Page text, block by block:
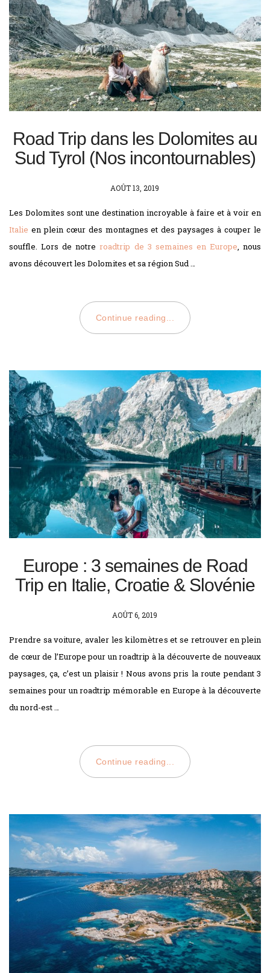
Road Trip dans les Dolomites au
Sud Tyrol (Nos incontournables)
POSTED
AOÛT 13, 2019
Les Dolomites sont une destination incroyable à faire et à voir en
Italie en plein cœur des montagnes et des paysages à couper le
souffle. Lors de notreroadtrip de 3 semaines en Europe , nous
avons découvert les Dolomites et sa région Sud …
Continue reading...
Europe : 3 semaines de Road
Trip en Italie, Croatie & Slovénie
POSTED
AOÛT 6, 2019
Prendre sa voiture, avaler les kilomètres et se retrouver en plein
de cœur de l’Europe pour un roadtrip à la découverte de nouveaux
paysages, ça, c’est un plaisir ! Nous avons pris la route pendant 3
semaines pour un roadtrip mémorable en Europe à la découverte
du nord-est …
Continue reading...